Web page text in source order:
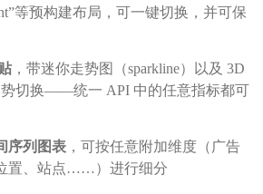
等预构建布局，可一键切换，并可保
，带迷你走势图（sparkline）以及 3D
势切换——统一 API 中的任意指标都可
序列图表 ，可按任意附加维度（广告
置、站点……）进行细分